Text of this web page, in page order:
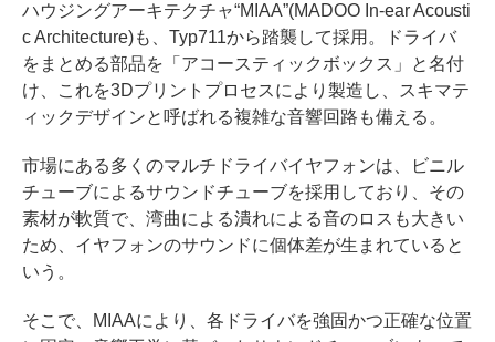
ハウジングアーキテクチャ“MIAA”(MADOO In-ear Acousti
c Architecture)も、Typ711から踏襲して採用。ドライバ
をまとめる部品を「アコースティックボックス」と名付
け、これを3Dプリントプロセスにより製造し、スキマテ
ィックデザインと呼ばれる複雑な音響回路も備える。
市場にある多くのマルチドライバイヤフォンは、ビニル
チューブによるサウンドチューブを採用しており、その
素材が軟質で、湾曲による潰れによる音のロスも大きい
ため、イヤフォンのサウンドに個体差が生まれていると
いう。
そこで、MIAAにより、各ドライバを強固かつ正確な位置